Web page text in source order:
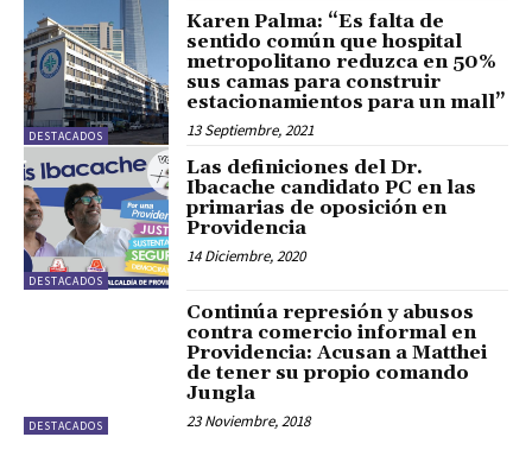
DESTACADOS
Karen Palma: “Es falta de
sentido común que hospital
metropolitano reduzca en 50%
sus camas para construir
estacionamientos para un mall”
13 Septiembre, 2021
DESTACADOS
Las definiciones del Dr.
Ibacache candidato PC en las
primarias de oposición en
Providencia
14 Diciembre, 2020
DESTACADOS
Continúa represión y abusos
contra comercio informal en
Providencia: Acusan a Matthei
de tener su propio comando
Jungla
23 Noviembre, 2018